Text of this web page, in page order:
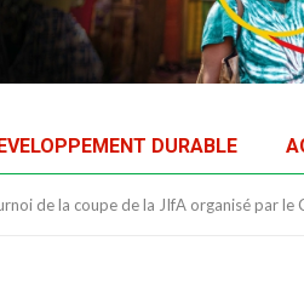
DURABLE
de la coupe de la JIfA organisé par le